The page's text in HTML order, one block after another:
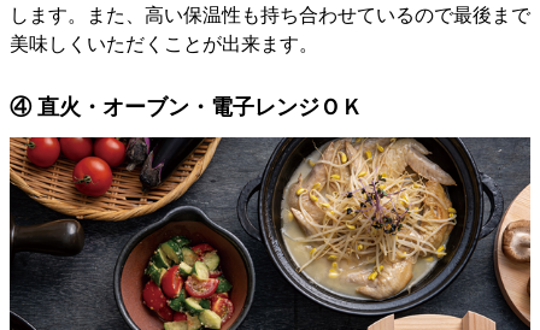
します。また、高い保温性も持ち合わせているので最後まで
美味しくいただくことが出来ます。
④ 直火・オーブン・電子レンジＯＫ